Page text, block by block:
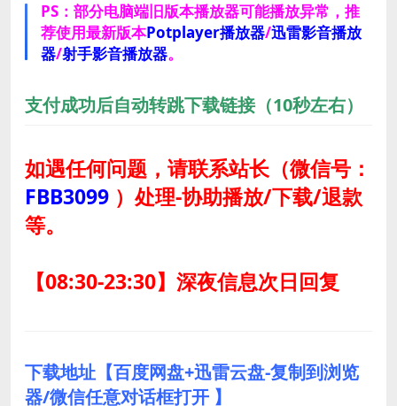
PS：部分电脑端旧版本播放器可能播放异常，推
荐使用最新版本Potplayer播放器/迅雷影音播放
器/射手影音播放器。
支付成功后自动转跳下载链接（10秒左右）
如遇任何问题，请联系站长（微信号：
FBB3099 ） 处理-协助播放/下载/退款
等。
【08:30-23:30】深夜信息次日回复
下载地址【百度网盘+迅雷云盘-复制到浏览
器/微信任意对话框打开 】